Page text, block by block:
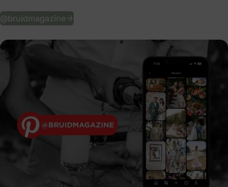
@bruidmagazine Volg ons op Pinterest